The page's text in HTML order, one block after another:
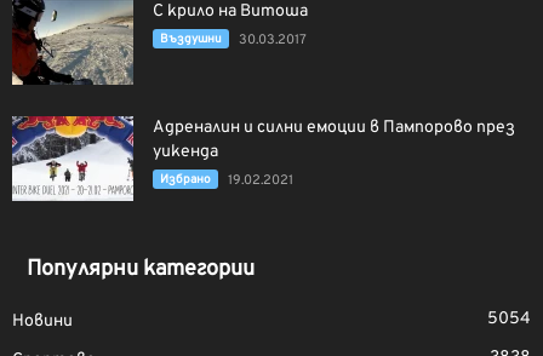
С крило на Витоша
Въздушни 30.03.2017
Адреналин и силни емоции в Пампорово през
уикенда
Избрано 19.02.2021
Популярни категории
Новини
5054